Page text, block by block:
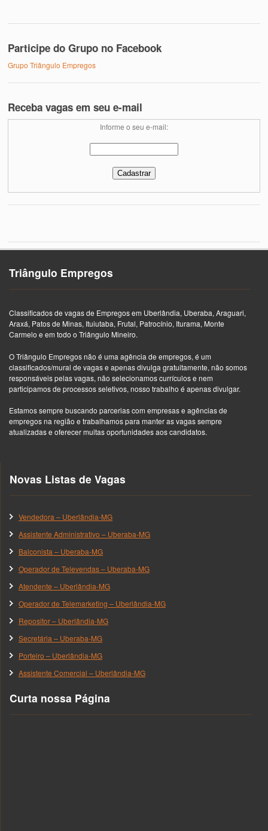
Participe do Grupo no Facebook
Grupo Triângulo Empregos
Receba vagas em seu e-mail
Informe o seu e-mail:
Triângulo Empregos
Classificados de vagas de Empregos em Uberlândia, Uberaba, Araguari,
Araxá, Patos de Minas, Ituiutaba, Frutal, Patrocínio, Iturama, Monte
Carmelo e em todo o Triângulo Mineiro.
O Triângulo Empregos não é uma agência de empregos, é um
classificados/mural de vagas e apenas divulga gratuitamente, não somos
responsáveis pelas vagas, não selecionamos currículos e nem
participamos de processos seletivos, nosso trabalho é apenas divulgar.
Estamos sempre buscando parcerias com empresas e agências de
empregos na região e trabalhamos para manter as vagas sempre
atualizadas e oferecer muitas oportunidades aos candidatos.
Novas Listas de Vagas
Vendedora – Uberlândia-MG
Assistente Administrativo – Uberaba-MG
Balconista – Uberaba-MG
Operador de Televendas – Uberaba-MG
Atendente – Uberlândia-MG
Operador de Telemarketing – Uberlândia-MG
Repositor – Uberlândia-MG
Secretária – Uberaba-MG
Porteiro – Uberlândia-MG
Assistente Comercial – Uberlândia-MG
Curta nossa Página